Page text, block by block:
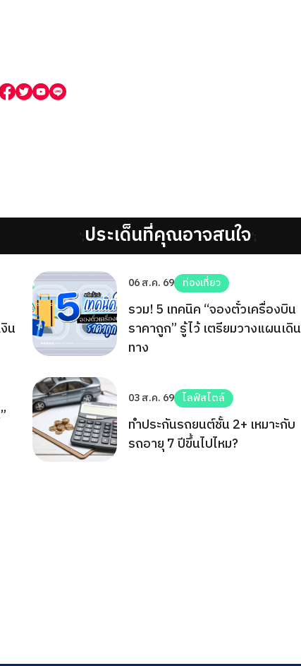
';ประเด็นที่คุณอาจสนใจ';
น
06 ส.ค. 69 ท่องเที่ยว
รวม! 5 เทคนิค “จองตั๋วเครื่องบิน
ราคาถูก” รู้ไว้ เตรียมวางแผนเดิน
ทาง
03 ส.ค. 69 ไลฟ์สไตล์
ทำประกันรถยนต์ชั้น 2+ เหมาะกับ
รถอายุ 7 ปีขึ้นไปไหม?